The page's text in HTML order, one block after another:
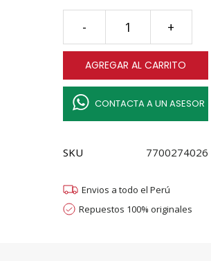
-
LEVAS
MOTOR
K4M
RENAULT
quantity
+
AGREGAR AL CARRITO
CONTACTA A UN ASESOR
SKU 7700274026
Envios a todo el Perú
Repuestos 100% originales